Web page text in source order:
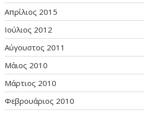
Απρίλιος 2015
Ιούλιος 2012
Αύγουστος 2011
Μάιος 2010
Μάρτιος 2010
Φεβρουάριος 2010